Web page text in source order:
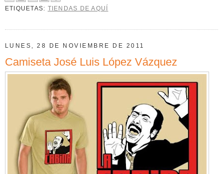
ETIQUETAS: TIENDAS DE AQUÍ
LUNES, 28 DE NOVIEMBRE DE 2011
Camiseta José Luis López Vázquez